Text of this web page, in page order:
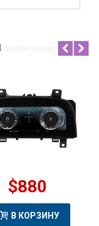
$880
В КОРЗИНУ